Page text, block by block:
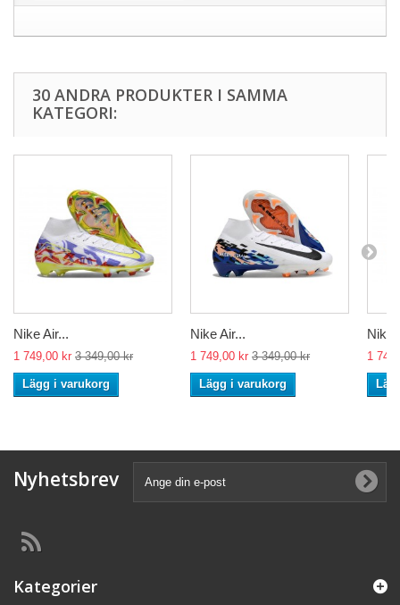
30 ANDRA PRODUKTER I SAMMA
KATEGORI:
Nike Air...
1 749,00 kr 3 349,00 kr
Lägg i varukorg
Nike Air...
1 749,00 kr 3 349,00 kr
Lägg i varukorg
Nike
1
Nyhetsbrev
Kategorier